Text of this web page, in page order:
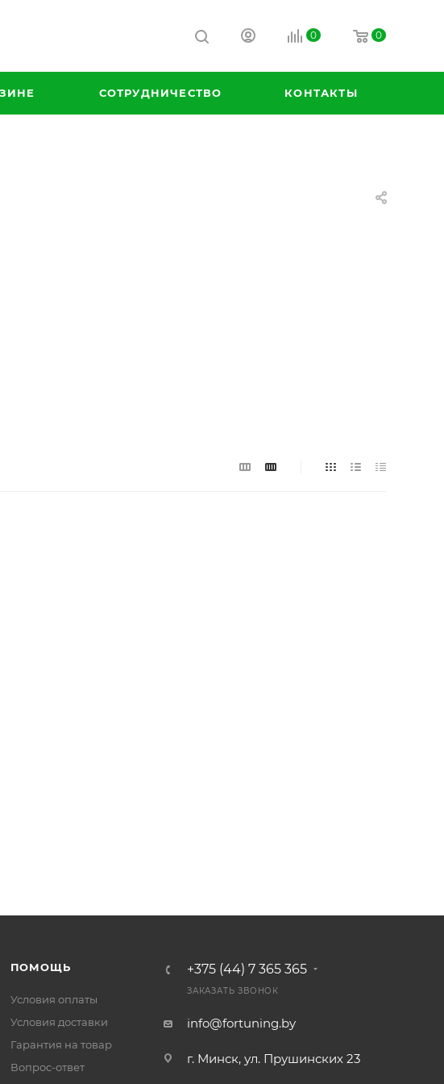
0 0
СОТРУДНИЧЕСТВО КОНТАКТЫ
ПОМОЩЬ
Условия оплаты
Условия доставки
Гарантия на товар
Вопрос-ответ
+375 (44) 7 365 365
ЗАКАЗАТЬ ЗВОНОК
info@fortuning.by
г. Минск, ул. Прушинских 23